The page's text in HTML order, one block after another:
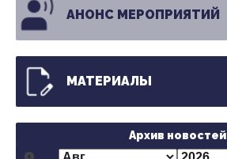
АНОНС МЕРОПРИЯТИЙ
МАТЕРИАЛЫ
Архив новостей